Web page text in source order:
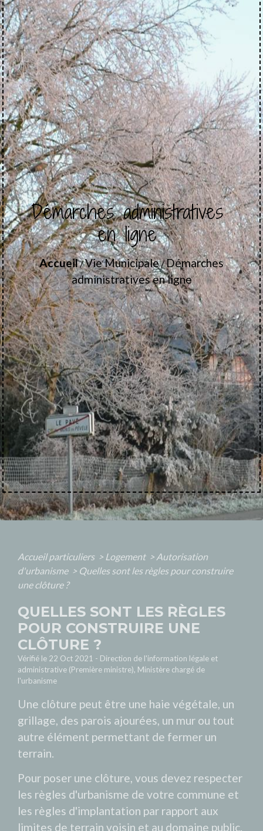
Démarches administratives
en ligne
Accueil/Vie Municipale/Démarches
administratives en ligne
Accueil particuliers > Logement > Autorisation
d'urbanisme > Quelles sont les règles pour construire
une clôture ?
QUELLES SONT LES RÈGLES
POUR CONSTRUIRE UNE
CLÔTURE ?
Vérifié le 22 Oct 2021 - Direction de l'information légale et
administrative (Première ministre), Ministère chargé de
l'urbanisme
Une clôture peut être une haie végétale, un
grillage, des parois ajourées, un mur ou tout
autre élément permettant de fermer un
terrain.
Pour poser une clôture, vous devez respecter
les règles d'urbanisme de votre commune et
les règles d'implantation par rapport aux
limites de terrain voisin et au domaine public.